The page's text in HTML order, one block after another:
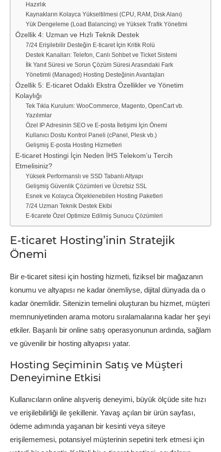
Hazırlık
Kaynakların Kolayca Yükseltilmesi (CPU, RAM, Disk Alanı)
Yük Dengeleme (Load Balancing) ve Yüksek Trafik Yönetimi
Özellik 4: Uzman ve Hızlı Teknik Destek
7/24 Erişilebilir Desteğin E-ticaret İçin Kritik Rolü
Destek Kanalları: Telefon, Canlı Sohbet ve Ticket Sistemi
İlk Yanıt Süresi ve Sorun Çözüm Süresi Arasındaki Fark
Yönetimli (Managed) Hosting Desteğinin Avantajları
Özellik 5: E-ticaret Odaklı Ekstra Özellikler ve Yönetim
Kolaylığı
Tek Tıkla Kurulum: WooCommerce, Magento, OpenCart vb.
Yazılımlar
Özel IP Adresinin SEO ve E-posta İletişimi İçin Önemi
Kullanıcı Dostu Kontrol Paneli (cPanel, Plesk vb.)
Gelişmiş E-posta Hosting Hizmetleri
E-ticaret Hostingi İçin Neden İHS Telekom’u Tercih
Etmelisiniz?
Yüksek Performanslı ve SSD Tabanlı Altyapı
Gelişmiş Güvenlik Çözümleri ve Ücretsiz SSL
Esnek ve Kolayca Ölçeklenebilen Hosting Paketleri
7/24 Uzman Teknik Destek Ekibi
E-ticarete Özel Optimize Edilmiş Sunucu Çözümleri
E-ticaret Hosting’inin Stratejik
Önemi
Bir e-ticaret sitesi için hosting hizmeti, fiziksel bir mağazanın
konumu ve altyapısı ne kadar önemliyse, dijital dünyada da o
kadar önemlidir. Sitenizin temelini oluşturan bu hizmet, müşteri
memnuniyetinden arama motoru sıralamalarına kadar her şeyi
etkiler. Başarılı bir online satış operasyonunun ardında, sağlam
ve güvenilir bir hosting altyapısı yatar.
Hosting Seçiminin Satış ve Müşteri
Deneyimine Etkisi
Kullanıcıların online alışveriş deneyimi, büyük ölçüde site hızı
ve erişilebilirliği ile şekillenir. Yavaş açılan bir ürün sayfası,
ödeme adımında yaşanan bir kesinti veya siteye
erişilememesi, potansiyel müşterinin sepetini terk etmesi için